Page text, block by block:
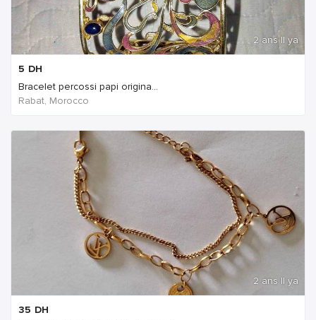
2 ans Il ya
5 DH
Bracelet percossi papi origina...
Rabat, Morocco
2 ans Il ya
35 DH